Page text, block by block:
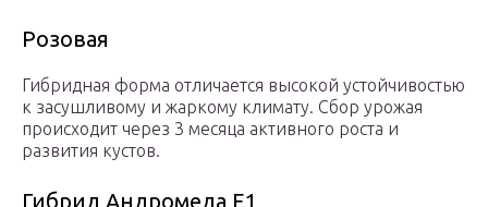
Розовая
Гибридная форма отличается высокой устойчивостью
к засушливому и жаркому климату. Сбор урожая
происходит через 3 месяца активного роста и
развития кустов.
Гибрид Андромеда F1